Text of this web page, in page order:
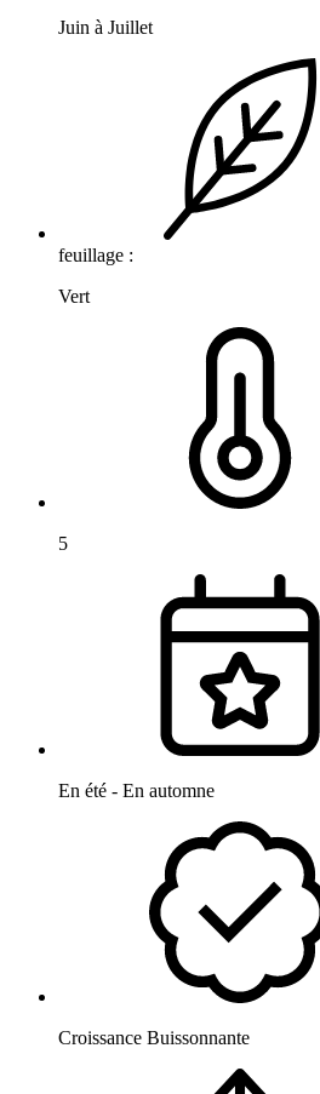
Juin à Juillet
feuillage :
Vert
5
En été - En automne
Croissance Buissonnante